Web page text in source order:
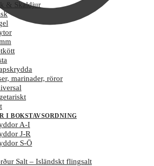
& Skaldjur
marinader, röror
I BOKSTAVSORDNING
A-I
J-R
S-Ö
Salt – Isländskt flingsalt